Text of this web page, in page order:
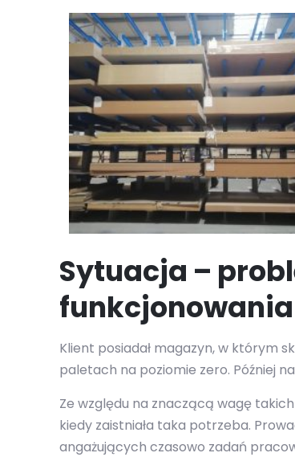
Sytuacja –
Klient posiadał magazyn, w którym
paletach na poziomie zero. Później
Ze względu na znaczącą wagę
kiedy zaistniała taka potrzeba.
angażujących czasowo zadań